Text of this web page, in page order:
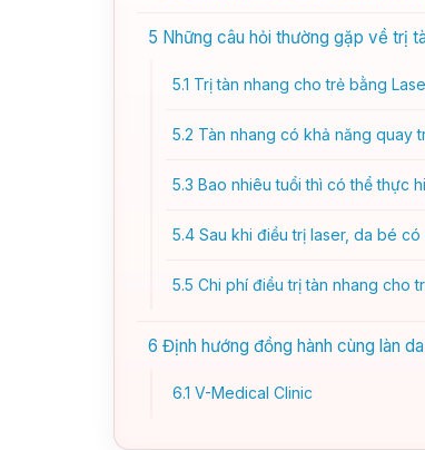
5 Những câu hỏi thường gặp về trị
5.1 Trị tàn nhang cho trẻ bằng
5.2 Tàn nhang có khả năng quay
5.3 Bao nhiêu tuổi thì có thể thực
5.4 Sau khi điều trị laser, da bé
5.5 Chi phí điều trị tàn nhang cho
6 Định hướng đồng hành cùng làn
6.1 V-Medical Clinic